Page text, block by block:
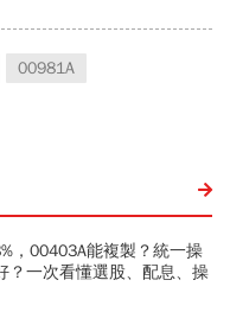
00981A
，00403A能複製？統一操
？一次看懂選股、配息、操